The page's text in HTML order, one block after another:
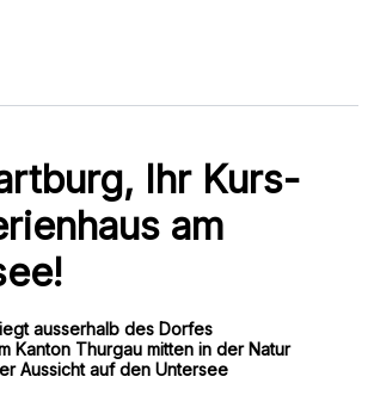
Ihr Kurs-
am
ausserhalb des Dorfes
Kanton Thurgau mitten in der Natur
Aussicht auf den Untersee